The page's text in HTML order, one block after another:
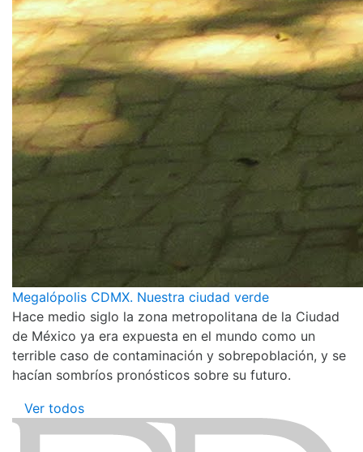
Megalópolis CDMX. Nuestra ciudad verde
Hace medio siglo la zona metropolitana de la Ciudad
de México ya era expuesta en el mundo como un
terrible caso de contaminación y sobrepoblación, y se
hacían sombríos pronósticos sobre su futuro.
Ver todos